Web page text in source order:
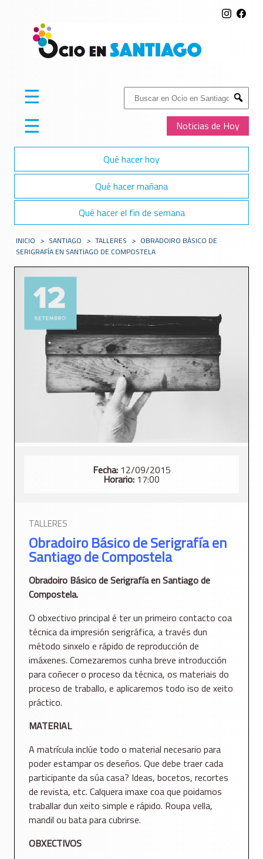
Buscar:
Submit
Noticias de Hoy
☰
☰
Qué hacer hoy
Qué hacer mañana
Qué hacer el fin de semana
INICIO > SANTIAGO > TALLERES > OBRADOIRO BÁSICO DE
SERIGRAFÍA EN SANTIAGO DE COMPOSTELA
Fecha:12/09/2015
Horario: 17:00
TALLERES
Obradoiro Básico de Serigrafía en
Santiago de Compostela
Obradoiro Básico de Serigrafía en Santiago de
Compostela.
O obxectivo principal é ter un primeiro contacto coa
técnica da impresión serigráfica, a través dun
método sinxelo e rápido de reproducción de
imáxenes. Comezaremos cunha breve introducción
para coñecer o proceso da técnica, os materiais do
proceso de traballo, e aplicaremos todo iso de xeito
práctico.
MATERIAL
A matrícula inclúe todo o material necesario para
poder estampar os deseños. Que debe traer cada
participante da súa casa? Ideas, bocetos, recortes
de revista, etc. Calquera imaxe coa que poidamos
traballar dun xeito simple e rápido. Roupa vella,
mandil ou bata para cubrirse.
OBXECTIVOS